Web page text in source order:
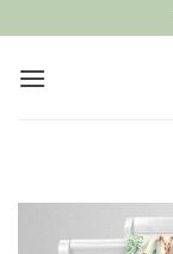
au
contenu